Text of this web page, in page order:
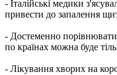
- Італійські медики
привести до запалення
- Достеменно
по країнах можна буде
- Лікування хворих на